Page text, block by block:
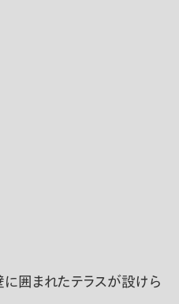
囲まれたテラスが設けら